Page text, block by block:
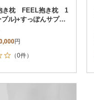
き枕 FEEL抱き枕 1
ル)+すっぽんサプリ
円
（0件）